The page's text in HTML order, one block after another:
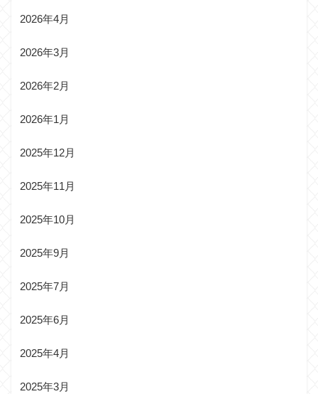
2026年4月
2026年3月
2026年2月
2026年1月
2025年12月
2025年11月
2025年10月
2025年9月
2025年7月
2025年6月
2025年4月
2025年3月